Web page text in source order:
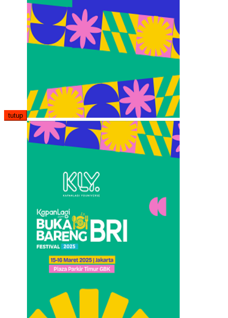
tutup